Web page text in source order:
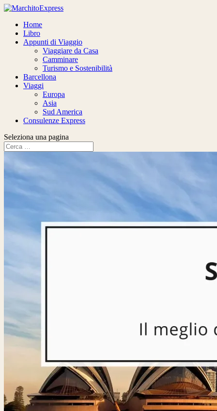
Home
Libro
Appunti di Viaggio
Viaggiare da Casa
Camminare
Turismo e Sostenibilità
Barcellona
Viaggi
Europa
Asia
Sud America
Consulenze Express
Seleziona una pagina